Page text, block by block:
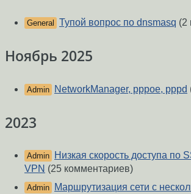
General Тупой вопрос по dnsmasq (2
Ноябрь 2025
Admin NetworkManager, pppoe, pppd
2023
Admin
Низкая скорость доступа по
VPN (25 комментариев)
Admin
Маршрутизация сети с